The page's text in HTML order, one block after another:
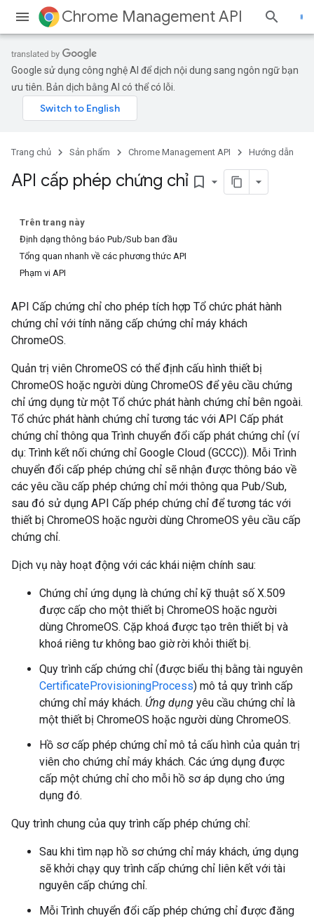
Chrome Management API
Google sử dụng công nghệ AI để dịch nội dung sang ngôn ngữ bạn
ưu tiên. Bản dịch bằng AI có thể có lỗi.
Trang chủ Sản phẩm Chrome Management API Hướng dẫn
API cấp phép chứng chỉ bookmark_border
Trên trang này
Định dạng thông báo Pub/Sub ban đầu
Tổng quan nhanh về các phương thức API
Phạm vi API
API Cấp chứng chỉ cho phép tích hợp Tổ chức phát hành
chứng chỉ với tính năng cấp chứng chỉ máy khách
ChromeOS.
Quản trị viên ChromeOS có thể định cấu hình thiết bị
ChromeOS hoặc người dùng ChromeOS để yêu cầu chứng
chỉ ứng dụng từ một Tổ chức phát hành chứng chỉ bên ngoài.
Tổ chức phát hành chứng chỉ tương tác với API Cấp phát
chứng chỉ thông qua Trình chuyển đổi cấp phát chứng chỉ (ví
dụ: Trình kết nối chứng chỉ Google Cloud (GCCC)). Mỗi Trình
chuyển đổi cấp phép chứng chỉ sẽ nhận được thông báo về
các yêu cầu cấp phép chứng chỉ mới thông qua Pub/Sub,
sau đó sử dụng API Cấp phép chứng chỉ để tương tác với
thiết bị ChromeOS hoặc người dùng ChromeOS yêu cầu cấp
chứng chỉ.
Dịch vụ này hoạt động với các khái niệm chính sau:
Chứng chỉ ứng dụng là chứng chỉ kỹ thuật số X.509
được cấp cho một thiết bị ChromeOS hoặc người
dùng ChromeOS. Cặp khoá được tạo trên thiết bị và
khoá riêng tư không bao giờ rời khỏi thiết bị.
Quy trình cấp chứng chỉ (được biểu thị bằng tài nguyên
CertificateProvisioningProcess) mô tả quy trình cấp
chứng chỉ máy khách. Ứng dụng yêu cầu chứng chỉ là
một thiết bị ChromeOS hoặc người dùng ChromeOS.
Hồ sơ cấp phép chứng chỉ mô tả cấu hình của quản trị
viên cho chứng chỉ máy khách. Các ứng dụng được
cấp một chứng chỉ cho mỗi hồ sơ áp dụng cho ứng
dụng đó.
Quy trình chung của quy trình cấp phép chứng chỉ:
Sau khi tìm nạp hồ sơ chứng chỉ máy khách, ứng dụng
sẽ khởi chạy quy trình cấp chứng chỉ liên kết với tài
nguyên cấp chứng chỉ.
Mỗi Trình chuyển đổi cấp phép chứng chỉ được đăng